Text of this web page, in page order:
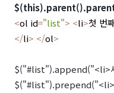
<ol id="list"> <li>첫 번
</li> </ol>
$("#list").append("<li>
$("#list").prepend("<li>